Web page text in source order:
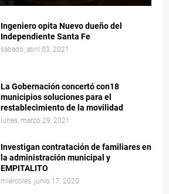
Ingeniero opita Nuevo dueño del
Independiente Santa Fe
sábado, abril 03, 2021
La Gobernación concertó con18
municipios soluciones para el
restablecimiento de la movilidad
lunes, marzo 29, 2021
Investigan contratación de familiares en
la administración municipal y
EMPITALITO
miércoles, junio 17, 2020